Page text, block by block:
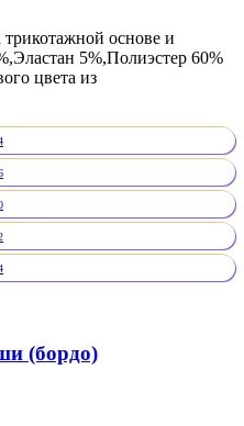
основе и
5%,Полиэстер 60%
цвета из
(бордо)